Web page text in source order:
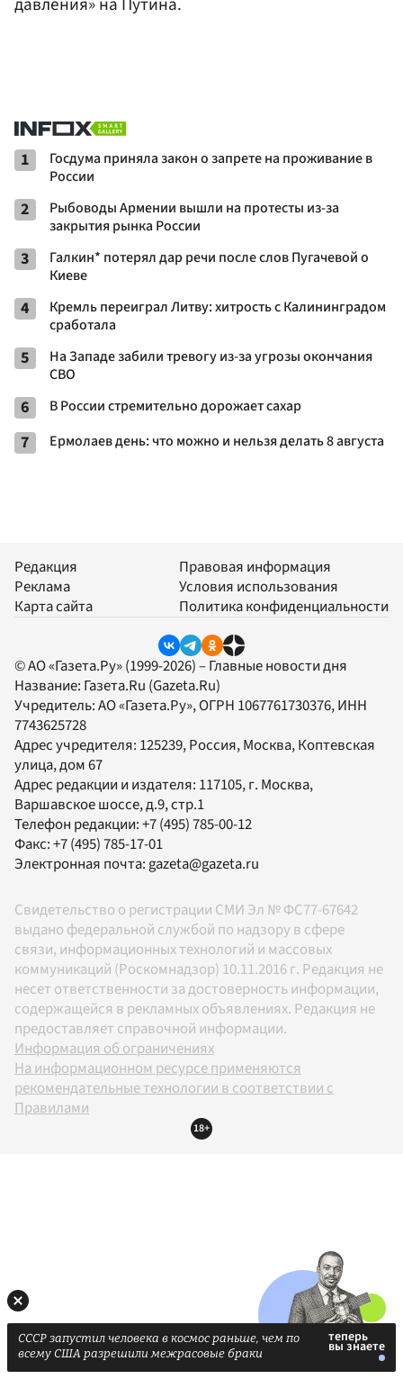
1
Госдума приняла закон о запрете на проживание в
России
2
Рыбоводы Армении вышли на протесты из-за
закрытия рынка России
3
Галкин* потерял дар речи после слов Пугачевой о
Киеве
4
Кремль переиграл Литву: хитрость с Калининградом
сработала
5
На Западе забили тревогу из-за угрозы окончания
СВО
6 В России стремительно дорожает сахар
7 Ермолаев день: что можно и нельзя делать 8 августа
Редакция
Реклама
Карта сайта
Правовая информация
Условия использования
Политика конфиденциальности
© АО «Газета.Ру» (1999-2026) – Главные новости дня
Название: Газета.Ru (Gazeta.Ru)
Учредитель:АО «Газета.Ру», ОГРН 1067761730376, ИНН
7743625728
Адрес учредителя: 125239, Россия, Москва, Коптевская
улица, дом 67
Адрес редакции и издателя: 117105, г. Москва,
Варшавское шоссе, д.9, стр.1
Телефон редакции:+7 (495) 785-00-12
Факс:+7 (495) 785-17-01
Электронная почта: gazeta@gazeta.ru
Свидетельство о регистрации СМИ Эл № ФС77-67642
выдано федеральной службой по надзору в сфере
связи, информационных технологий и массовых
коммуникаций (Роскомнадзор) 10.11.2016 г. Редакция не
несет ответственности за достоверность информации,
содержащейся в рекламных объявлениях. Редакция не
предоставляет справочной информации.
Информация об ограничениях
На информационном ресурсе применяются
рекомендательные технологии в соответствии с
Правилами
18+
СССР запустил человека в космос раньше, чем по
всему США разрешили межрасовые браки